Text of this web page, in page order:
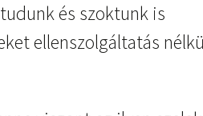
és szoktunk is
ellenszolgáltatás